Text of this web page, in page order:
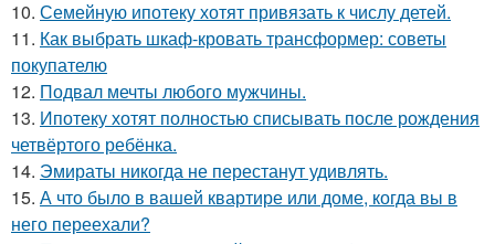
10. Семейную ипотеку хотят привязать к числу детей.
11. Как выбрать шкаф-кровать трансформер: советы
покупателю
12. Подвал мечты любого мужчины.
13. Ипотеку хотят полностью списывать после рождения
четвёртого ребёнка.
14. Эмираты никогда не перестанут удивлять.
15. А что было в вашей квартире или доме, когда вы в
него переехали?